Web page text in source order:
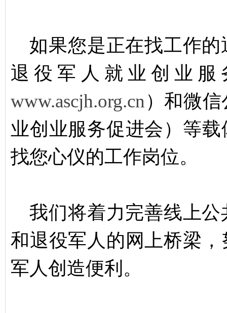
如果您是正在找工作
退役军人就业创业
www.ascjh.org.cn）和微
业创业服务促进会）等
找您心仪的工作岗位。
我们将着力完善线上
和退役军人的网上桥梁
军人创造便利。